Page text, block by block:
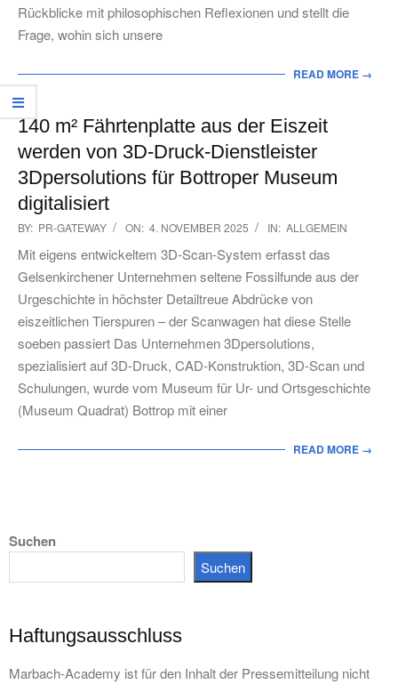
Rückblicke mit philosophischen Reflexionen und stellt die
Frage, wohin sich unsere
READ MORE →
140 m² Fährtenplatte aus der Eiszeit
werden von 3D-Druck-Dienstleister
3Dpersolutions für Bottroper Museum
digitalisiert
2025-
11-
04
BY: PR-GATEWAY ON: 4. NOVEMBER 2025 IN: ALLGEMEIN
Mit eigens entwickeltem 3D-Scan-System erfasst das
Gelsenkirchener Unternehmen seltene Fossilfunde aus der
Urgeschichte in höchster Detailtreue Abdrücke von
eiszeitlichen Tierspuren – der Scanwagen hat diese Stelle
soeben passiert Das Unternehmen 3Dpersolutions,
spezialisiert auf 3D-Druck, CAD-Konstruktion, 3D-Scan und
Schulungen, wurde vom Museum für Ur- und Ortsgeschichte
(Museum Quadrat) Bottrop mit einer
READ MORE →
Suchen
Suchen
Haftungsausschluss
Marbach-Academy ist für den Inhalt der Pressemitteilung nicht